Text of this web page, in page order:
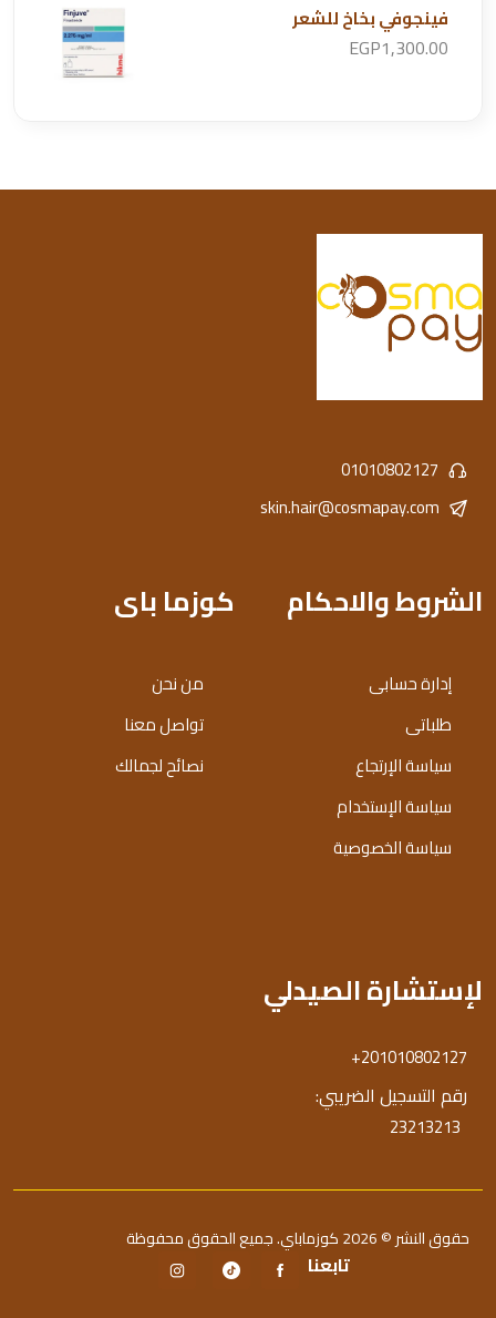
فينجوفي بخاخ للشعر
EGP1,300.00
01010802127
skin.hair@cosmapay.com
الشروط والاحكام
إدارة حسابى
طلباتى
سياسة الإرتجاع
سياسة الإستخدام
سياسة الخصوصية
كوزما باى
من نحن
تواصل معنا
نصائح لجمالك
لإستشارة الصيدلي
+201010802127
رقم التسجيل الضريبي:
23213213
حقوق النشر © 2026 كوزماباي. جميع الحقوق محفوظة
تابعنا